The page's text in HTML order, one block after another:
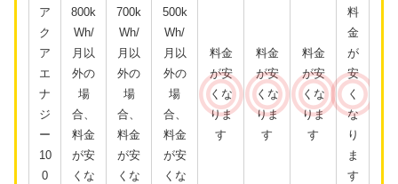
ア
ク
ア
エ
ナ
ジ
ー
10
0
800k
Wh/
月以
外の
場
合、
料金
が安
くな
700k
Wh/
月以
外の
場
合、
料金
が安
くな
500k
Wh/
月以
外の
場
合、
料金
が安
くな
料金
が安
くな
りま
す
料金
が安
くな
りま
す
料金
が安
くな
りま
す
料
金
が
安
く
な
り
ま
す